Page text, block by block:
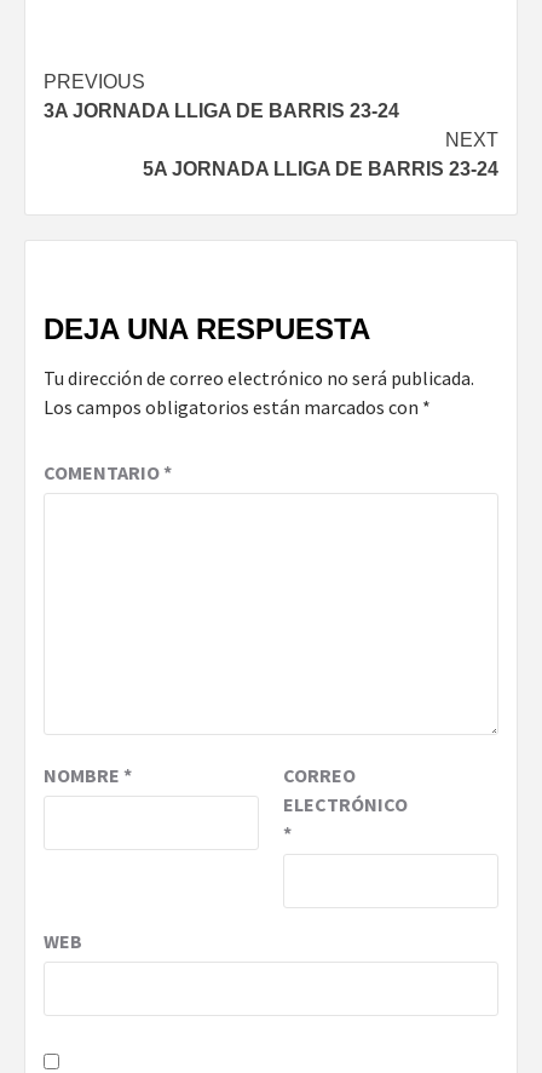
Continue
Reading
PREVIOUS
3A JORNADA LLIGA DE BARRIS 23-24
NEXT
5A JORNADA LLIGA DE BARRIS 23-24
DEJA UNA RESPUESTA
Tu dirección de correo electrónico no será publicada.
Los campos obligatorios están marcados con *
COMENTARIO*
NOMBRE *
CORREO
ELECTRÓNICO
*
WEB